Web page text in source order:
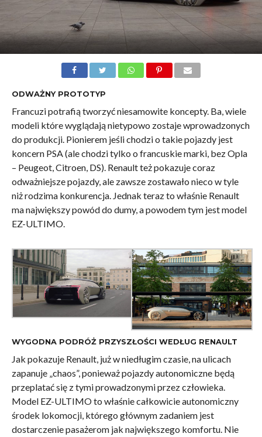
ODWAŻNY PROTOTYP
Francuzi potrafią tworzyć niesamowite koncepty. Ba, wiele
modeli które wyglądają nietypowo zostaje wprowadzonych
do produkcji. Pionierem jeśli chodzi o takie pojazdy jest
koncern PSA (ale chodzi tylko o francuskie marki, bez Opla
– Peugeot, Citroen, DS). Renault też pokazuje coraz
odważniejsze pojazdy, ale zawsze zostawało nieco w tyle
niż rodzima konkurencja. Jednak teraz to właśnie Renault
ma największy powód do dumy, a powodem tym jest model
EZ-ULTIMO.
WYGODNA PODRÓŻ PRZYSZŁOŚCI WEDŁUG RENAULT
Jak pokazuje Renault, już w niedługim czasie, na ulicach
zapanuje „chaos”, ponieważ pojazdy autonomiczne będą
przeplatać się z tymi prowadzonymi przez człowieka.
Model EZ-ULTIMO to właśnie całkowicie autonomiczny
środek lokomocji, którego głównym zadaniem jest
dostarczenie pasażerom jak największego komfortu. Nie